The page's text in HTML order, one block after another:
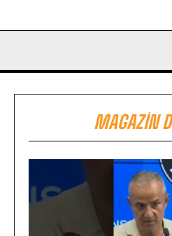
MAGAZIN